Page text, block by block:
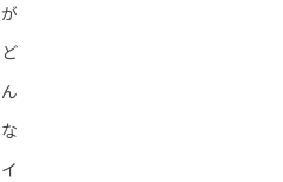
が
ど
ん
な
イ